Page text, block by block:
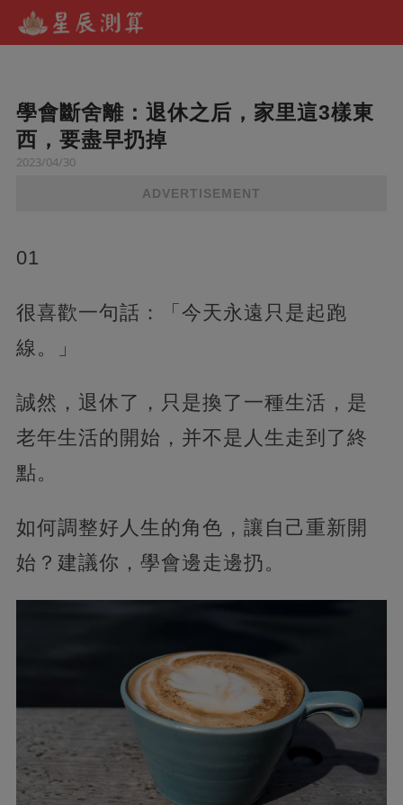
學會斷舍離：退休之后，家里這3樣東
西，要盡早扔掉
2023/04/30
ADVERTISEMENT
01
很喜歡一句話：「今天永遠只是起跑
線。」
誠然，退休了，只是換了一種生活，是
老年生活的開始，并不是人生走到了終
點。
如何調整好人生的角色，讓自己重新開
始？建議你，學會邊走邊扔。